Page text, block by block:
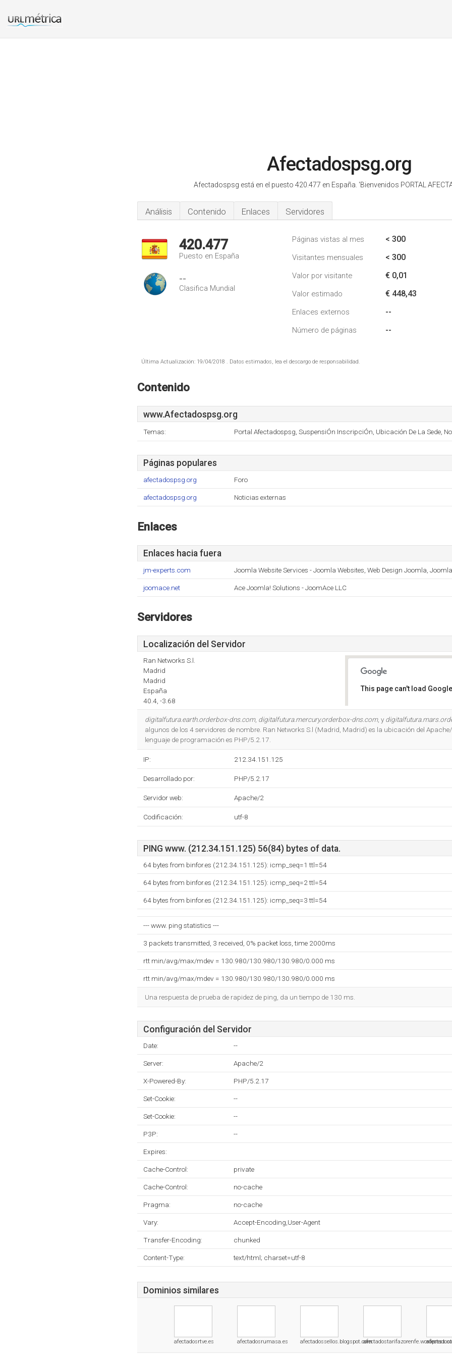
Afectadospsg.org
Afectadospsg está en el puesto 420.477 en España. 'Bienvenidos PORTAL
Análisis Contenido Enlaces Servidores
420.477
Puesto en España
--
Clasifica Mundial
Páginas vistas al mes < 300
Visitantes mensuales < 300
Valor por visitante € 0,01
Valor estimado € 448,43
Enlaces externos --
Número de páginas --
Última Actualización: 19/04/2018 . Datos estimados, lea el descargo de responsabilidad.
Contenido
www.Afectadospsg.org
Temas: Portal Afectadospsg, SuspensiÓn InscripciÓn, Ubicación De La Sede,
Páginas populares
afectadospsg.org Foro
afectadospsg.org Noticias externas
Enlaces
Enlaces hacia fuera
jm-experts.com Joomla Website Services - Joomla Websites, Web Design Joomla, Joomla
joomace.net Ace Joomla! Solutions - JoomAce LLC
Servidores
Localización del Servidor
Ran Networks S.l.
Madrid
Madrid
España
40.4, -3.68
This page can't load
Do you own this website?
digitalfutura.earth.orderbox-dns.com, digitalfutura.mercury.orderbox-dns.com, y
algunos de los 4 servidores de nombre. Ran Networks S.l (Madrid, Madrid) es la ubicación del
lenguaje de programación es PHP/5.2.17.
IP: 212.34.151.125
Desarrollado por: PHP/5.2.17
Servidor web: Apache/2
Codificación: utf-8
PING www. (212.34.151.125) 56(84) bytes of data.
64 bytes from binfor.es (212.34.151.125): icmp_seq=1 ttl=54
64 bytes from binfor.es (212.34.151.125): icmp_seq=2 ttl=54
64 bytes from binfor.es (212.34.151.125): icmp_seq=3 ttl=54
--- www. ping statistics ---
3 packets transmitted, 3 received, 0% packet loss, time 2000ms
rtt min/avg/max/mdev = 130.980/130.980/130.980/0.000 ms
rtt min/avg/max/mdev = 130.980/130.980/130.980/0.000 ms
Una respuesta de prueba de rapidez de ping, da un tiempo de 130 ms.
Configuración del Servidor
Date: --
Server: Apache/2
X-Powered-By: PHP/5.2.17
Set-Cookie: --
Set-Cookie: --
P3P: --
Expires:
Cache-Control: private
Cache-Control: no-cache
Pragma: no-cache
Vary: Accept-Encoding,User-Agent
Transfer-Encoding: chunked
Content-Type: text/html; charset=utf-8
Dominios similares
afectadosrtve.es afectadosrumasa.es afectadossellos.blogspot.com